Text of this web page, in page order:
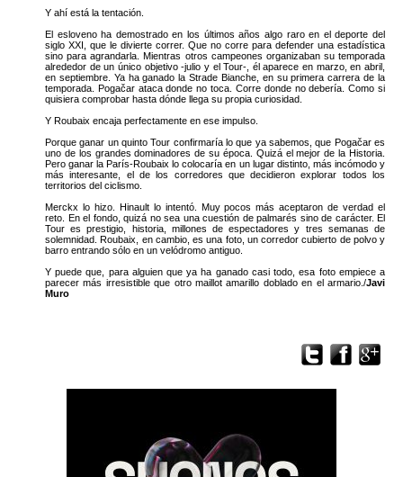
Y ahí está la tentación.
El esloveno ha demostrado en los últimos años algo raro en el deporte del
siglo XXI, que le divierte correr. Que no corre para defender una estadística
sino para agrandarla. Mientras otros campeones organizaban su temporada
alrededor de un único objetivo -julio y el Tour-, él aparece en marzo, en abril,
en septiembre. Ya ha ganado la Strade Bianche, en su primera carrera de la
temporada. Pogačar ataca donde no toca. Corre donde no debería. Como si
quisiera comprobar hasta dónde llega su propia curiosidad.
Y Roubaix encaja perfectamente en ese impulso.
Porque ganar un quinto Tour confirmaría lo que ya sabemos, que Pogačar es
uno de los grandes dominadores de su época. Quizá el mejor de la Historia.
Pero ganar la París-Roubaix lo colocaría en un lugar distinto, más incómodo y
más interesante, el de los corredores que decidieron explorar todos los
territorios del ciclismo.
Merckx lo hizo. Hinault lo intentó. Muy pocos más aceptaron de verdad el
reto. En el fondo, quizá no sea una cuestión de palmarés sino de carácter. El
Tour es prestigio, historia, millones de espectadores y tres semanas de
solemnidad. Roubaix, en cambio, es una foto, un corredor cubierto de polvo y
barro entrando sólo en un velódromo antiguo.
Y puede que, para alguien que ya ha ganado casi todo, esa foto empiece a
parecer más irresistible que otro maillot amarillo doblado en el armario./Javi
Muro